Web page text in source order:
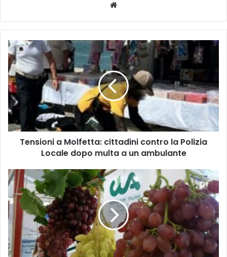
Tensioni
a
Molfetta:
cittadini
contro
la
Polizia
Locale
dopo
multa
ambulante
Tensioni a Molfetta: cittadini contro la Polizia
Locale dopo multa a un ambulante
Emergenza
furti
nelle
campagne
di
Foggia:
richiesti
più